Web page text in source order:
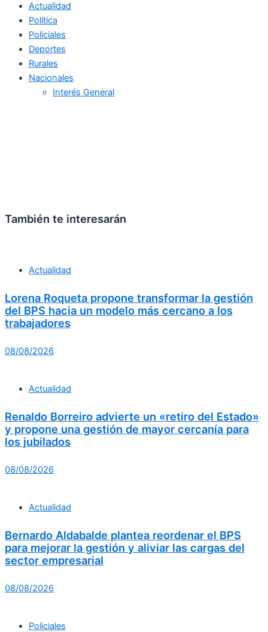
Actualidad
Política
Policiales
Deportes
Rurales
Nacionales
Interés General
También te interesarán
Actualidad
Lorena Roqueta propone transformar la gestión
del BPS hacia un modelo más cercano a los
trabajadores
08/08/2026
Actualidad
Renaldo Borreiro advierte un «retiro del Estado»
y propone una gestión de mayor cercanía para
los jubilados
08/08/2026
Actualidad
Bernardo Aldabalde plantea reordenar el BPS
para mejorar la gestión y aliviar las cargas del
sector empresarial
08/08/2026
Policiales